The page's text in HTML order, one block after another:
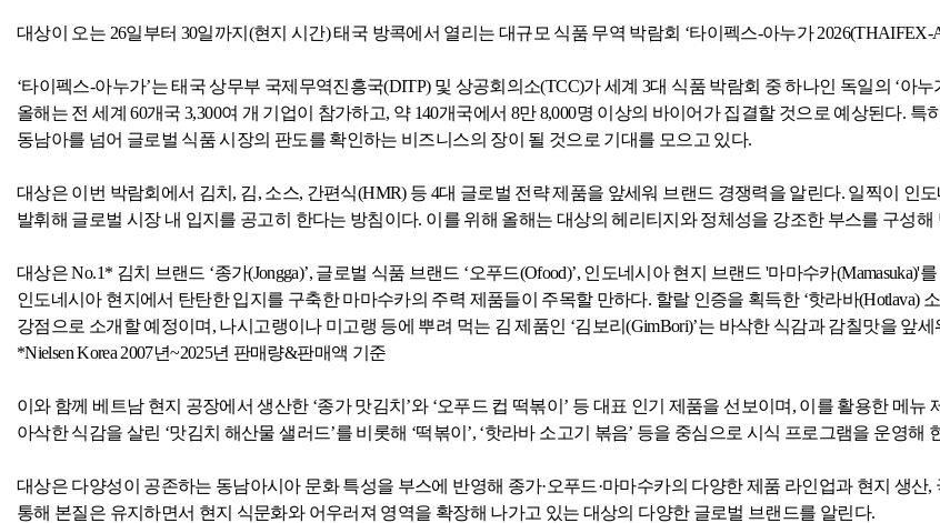
대상이 오는 26일부터 30일까지 (현지 시간)태국 방콕에서 열리는 대규모 식품 무역 박람회 ‘타이펙스-아누가2026(THAIFEX-
‘타이펙스-아누가’는 태국 상무부 국제무역진흥국(DITP) 및 상공회의소(TCC)가 세계 3대 식품 박람회 중 하나인 독일의 ‘아누
올해는 전 세계 60개국 3,300여 개 기업이 참가하고, 약140개국에서 8만8,000명 이상의 바이어가 집결할 것으로 예상된다. 특
동남아를 넘어 글로벌 식품 시장의 판도를 확인하는 비즈니스의 장이 될 것으로 기대를 모으고 있다.
대상은 이번 박람회에서 김치 , 김, 소스, 간편식(HMR) 등 4대 글로벌 전략 제품을 앞세워 브랜드 경쟁력을 알린다. 일찍이 인
발휘해 글로벌 시장 내 입지를 공고히 한다는 방침이다. 이를 위해 올해는 대상의 헤리티지와 정체성을 강조한 부스를 구성
대상은No.1* 김치 브랜드 ‘종가(Jongga)’, 글로벌 식품 브랜드 ‘오푸드(Ofood)’, 인도네시아 현지 브랜드 '마마수카(Mamasuka)'를
인도네시아 현지에서 탄탄한 입지를 구축한 마마수카의 주력 제품들이 주목할 만하다. 할랄 인증을 획득한 ‘핫라바(Hotlava)
강점으로 소개할 예정이며 , 나시고랭이나 미고랭 등에 뿌려 먹는 김 제품인 ‘김보리(GimBori)’는 바삭한 식감과 감칠맛을 앞세
*Nielsen Korea 2007년~2025년 판매량&판매액 기준
이와 함께 베트남 현지 공장에서 생산한 ‘종가 맛김치’와 ‘오푸드 컵 떡볶이’ 등 대표 인기 제품을 선보이며 , 이를 활용한 메뉴
아삭한 식감을 살린 ‘맛김치 해산물 샐러드’를 비롯해 ‘떡볶이’, ‘핫라바 소고기 볶음’ 등을 중심으로 시식 프로그램을 운영
대상은 다양성이 공존하는 동남아시아 문화 특성을 부스에 반영해 종가·오푸드·마마수카의 다양한 제품 라인업과 현지 생산,
통해 본질은 유지하면서 현지 식문화와 어우러져 영역을 확장해 나가고 있는 대상의 다양한 글로벌 브랜드를 알린다.